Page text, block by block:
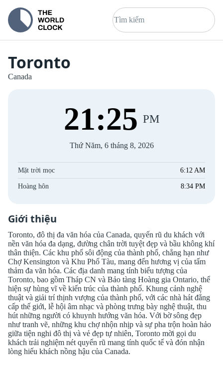
Toronto
Canada
21:26 PM
Thứ Năm, 6 tháng 8, 2026
Mặt trời mọc 6:12 AM
Hoàng hôn 8:34 PM
Giới thiệu
Toronto, đô thị đa văn hóa của Canada, quyến rũ du khách với
nền văn hóa đa dạng, đường chân trời tuyệt đẹp và bầu không khí
thân thiện. Các khu phố sôi động của thành phố, chẳng hạn như
Chợ Kensington và Khu Phố Tàu, mang đến hương vị của tấm
thảm đa văn hóa. Các địa danh mang tính biểu tượng của
Toronto, bao gồm Tháp CN và Bảo tàng Hoàng gia Ontario, thể
hiện sự hùng vĩ về kiến ​​trúc của thành phố. Khung cảnh nghệ
thuật và giải trí thịnh vượng của thành phố, với các nhà hát đẳng
cấp thế giới, lễ hội âm nhạc và phòng trưng bày nghệ thuật, thu
hút những người có khuynh hướng văn hóa. Với bờ sông đẹp
như tranh vẽ, những khu chợ nhộn nhịp và sự pha trộn hoàn hảo
giữa tiện nghi đô thị và vẻ đẹp tự nhiên, Toronto mời gọi du
khách trải nghiệm nét quyến rũ mang tính quốc tế và đón nhận
lòng hiếu khách nồng hậu của Canada.